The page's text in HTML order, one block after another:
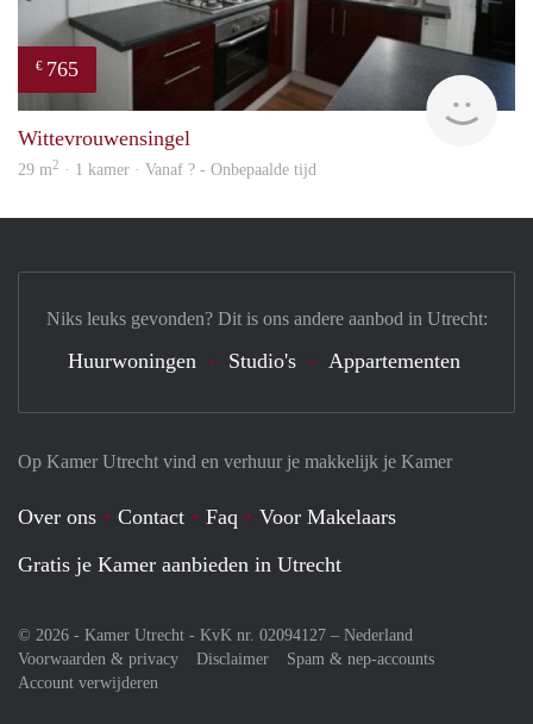
€ 765
Wittevrouwensingel
29 m2 · 1 kamer · Vanaf ? - Onbepaalde tijd
Op Kamer Utrecht vind en verhuur je makkelijk je Kamer
Over ons Contact Faq
Voor Makelaars
Gratis je Kamer aanbieden in Utrecht
© 2026 - Kamer Utrecht - KvK nr. 02094127 – Nederland
Voorwaarden & privacy
Disclaimer
Spam & nep-accounts
Account verwijderen
Niks leuks gevonden? Dit is ons andere aanbod in Utrecht:
Huurwoningen Studio's Appartementen